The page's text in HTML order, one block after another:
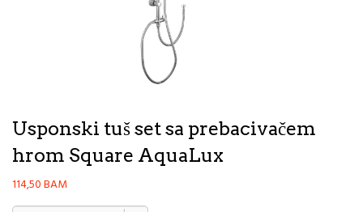
Usponski tuš set sa prebacivačem
hrom Square AquaLux
114,50BAM